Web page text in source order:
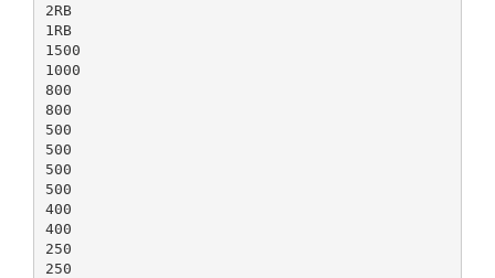
2RB
1RB
1500
1000
800
800
500
500
500
500
400
400
250
250